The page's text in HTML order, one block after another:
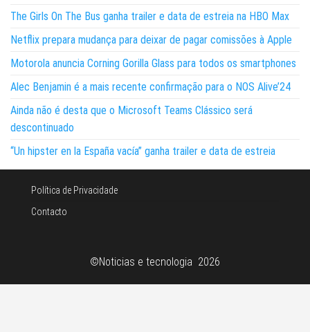
The Girls On The Bus ganha trailer e data de estreia na HBO Max
Netflix prepara mudança para deixar de pagar comissões à Apple
Motorola anuncia Corning Gorilla Glass para todos os smartphones
Alec Benjamin é a mais recente confirmação para o NOS Alive’24
Ainda não é desta que o Microsoft Teams Clássico será
descontinuado
“Un hipster en la España vacía” ganha trailer e data de estreia
Política de Privacidade
Contacto
©Noticias e tecnologia 2026